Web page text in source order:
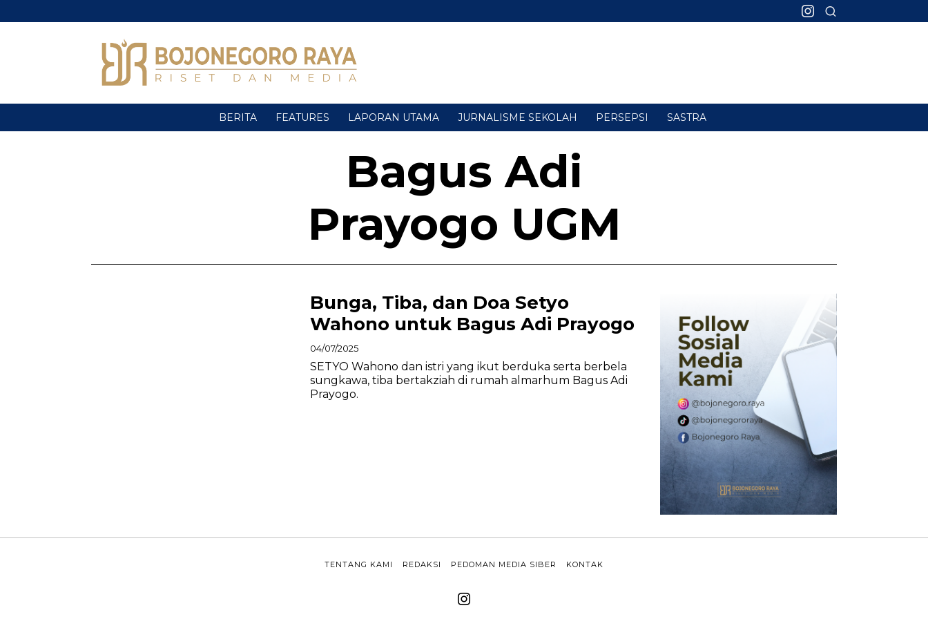
BERITA FEATURES LAPORAN UTAMA JURNALISME SEKOLAH PERSEPSI SASTRA
Bagus Adi
Prayogo UGM
Bunga, Tiba, dan Doa Setyo
Wahono untuk Bagus Adi Prayogo
04/07/2025
SETYO Wahono dan istri yang ikut berduka serta berbela
sungkawa, tiba bertakziah di rumah almarhum Bagus Adi
Prayogo.
TENTANG KAMI REDAKSI PEDOMAN MEDIA SIBER KONTAK